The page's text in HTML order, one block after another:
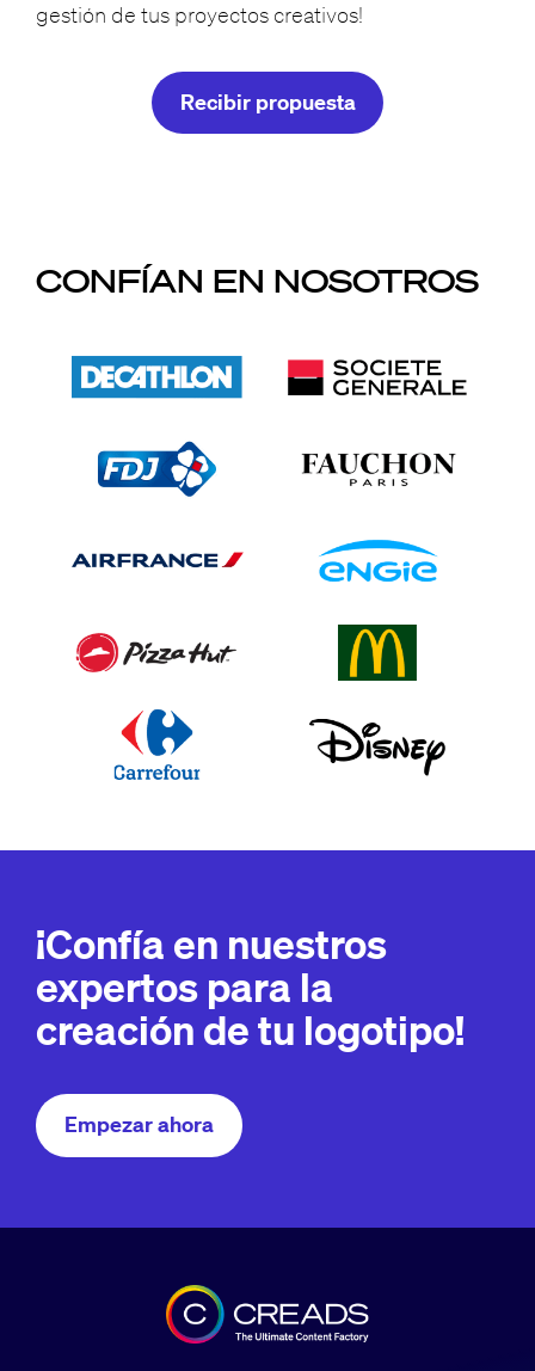
gestión de tus proyectos creativos!
Recibir propuesta
CONFÍAN EN NOSOTROS
¡Confía en nuestros
expertos para la
creación de tu logotipo!
Empezar ahora